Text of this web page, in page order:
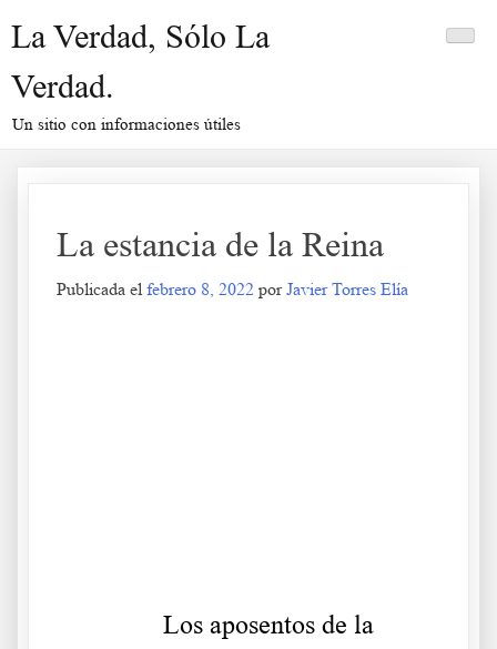
La Verdad, Sólo La
Verdad.
Un sitio con informaciones útiles
La estancia de la Reina
Publicada el febrero 8, 2022 porJavier Torres Elía
Los aposentos de la